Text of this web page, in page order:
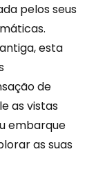
pelos seus
esta
de
as vistas
embarque
as suas